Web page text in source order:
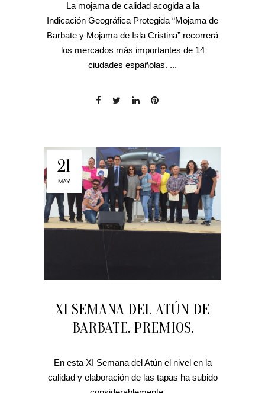
La mojama de calidad acogida a la
Indicación Geográfica Protegida “Mojama de
Barbate y Mojama de Isla Cristina” recorrerá
los mercados más importantes de 14
ciudades españolas. ...
21
MAY
XI SEMANA DEL ATÚN DE
BARBATE. PREMIOS.
En esta XI Semana del Atún el nivel en la
calidad y elaboración de las tapas ha subido